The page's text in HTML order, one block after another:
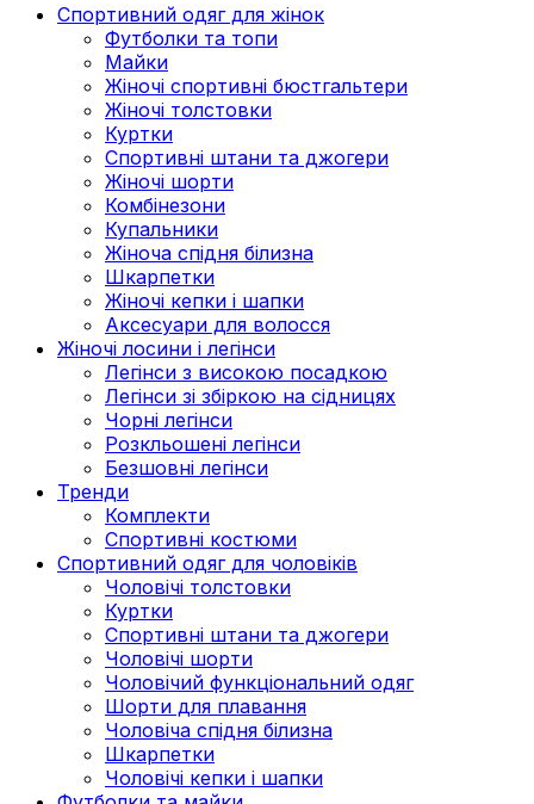
Спортивний одяг для жінок
Футболки та топи
Майки
Жіночі спортивні бюстгальтери
Жіночі толстовки
Куртки
Спортивні штани та джогери
Жіночі шорти
Комбінезони
Купальники
Жіноча спідня білизна
Шкарпетки
Жіночі кепки і шапки
Аксесуари для волосся
Жіночі лосини і легінси
Легінси з високою посадкою
Легінси зі збіркою на сідницях
Чорні легінси
Розкльошені легінси
Безшовні легінси
Тренди
Комплекти
Спортивні костюми
Спортивний одяг для чоловіків
Чоловічі толстовки
Куртки
Спортивні штани та джогери
Чоловічі шорти
Чоловічий функціональний одяг
Шорти для плавання
Чоловіча спідня білизна
Шкарпетки
Чоловічі кепки і шапки